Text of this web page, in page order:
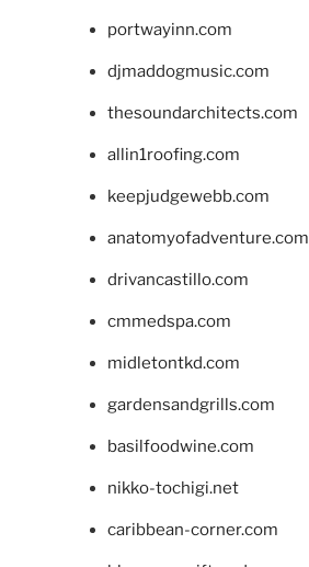
portwayinn.com
djmaddogmusic.com
thesoundarchitects.com
allin1roofing.com
keepjudgewebb.com
anatomyofadventure.com
drivancastillo.com
cmmedspa.com
midletontkd.com
gardensandgrills.com
basilfoodwine.com
nikko-tochigi.net
caribbean-corner.com